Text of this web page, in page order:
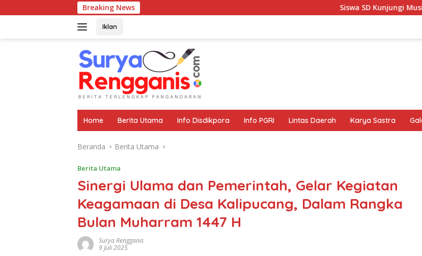
ke
Breaking News Siswa SD Kunjungi Musium Nyamuk,
Iklan
Home Berita Utama Info Disdikpora Info PGRI Lintas Daerah Karya Sastra
Beranda Berita Utama
Berita Utama
Sinergi Ulama dan Pemerintah, Gelar Kegiatan
Keagamaan di Desa Kalipucang, Dalam Rangka
Bulan Muharram 1447 H
Surya Rengganis
9 Juli 2025